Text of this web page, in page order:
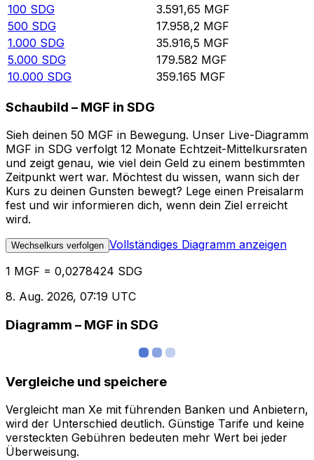
100 SDG 3.591,65 MGF
500 SDG 17.958,2 MGF
1.000 SDG 35.916,5 MGF
5.000 SDG 179.582 MGF
10.000 SDG 359.165 MGF
Schaubild – MGF in SDG
Sieh deinen 50 MGF in Bewegung. Unser Live-Diagramm
MGF in SDG verfolgt 12 Monate Echtzeit-Mittelkursraten
und zeigt genau, wie viel dein Geld zu einem bestimmten
Zeitpunkt wert war. Möchtest du wissen, wann sich der
Kurs zu deinen Gunsten bewegt? Lege einen Preisalarm
fest und wir informieren dich, wenn dein Ziel erreicht
wird.
Wechselkurs verfolgen Vollständiges Diagramm anzeigen
1 MGF = 0,0278424 SDG
8. Aug. 2026, 07:19 UTC
Diagramm – MGF in SDG
Vergleiche und speichere
Vergleicht man Xe mit führenden Banken und Anbietern,
wird der Unterschied deutlich. Günstige Tarife und keine
versteckten Gebühren bedeuten mehr Wert bei jeder
Überweisung.